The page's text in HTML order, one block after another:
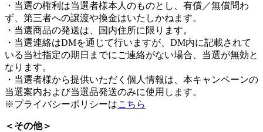
・当選の権利は当選者様本人のものとし、有償／無償問わ
ず、第三者への譲渡や換金はいたしかねます。
・当選商品の発送は、国内住所に限ります。
・当選連絡はDMを通じて行いますが、DM内に記載されて
いる当社指定の期日までにご連絡がない場合、当選が無効と
なります。
・当選者様から提供いただく個人情報は、本キャンペーンの
当選案内および当選品発送のみに使用します。
※プライバシーポリシーはこちら
＜その他＞